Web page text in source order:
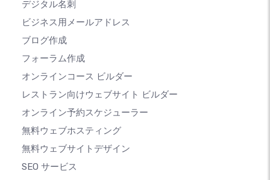
デジタル名刺
ビジネス用メールアドレス
ブログ作成
フォーラム作成
オンラインコース ビルダー
レストラン向けウェブサイト ビルダー
オンライン予約スケジューラー
無料ウェブホスティング
無料ウェブサイトデザイン
SEO サービス